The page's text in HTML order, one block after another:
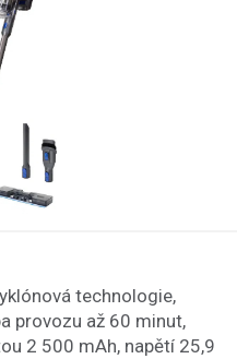
technologie,
provozu až 60 minut,
2 500 mAh, napětí 25,9